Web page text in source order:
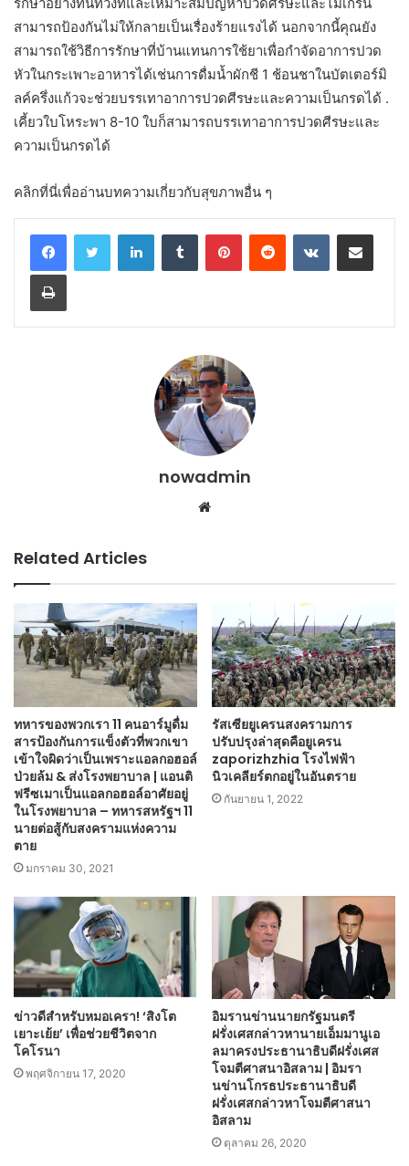
รักษาอย่างทันท่วงทีและเหมาะสมปัญหาปวดศีรษะและไมเกรน
สามารถป้องกันไม่ให้กลายเป็นเรื่องร้ายแรงได้ นอกจากนี้คุณยัง
สามารถใช้วิธีการรักษาที่บ้านแทนการใช้ยาเพื่อกำจัดอาการปวด
หัวในกระเพาะอาหารได้เช่นการดื่มน้ำผักชี 1 ช้อนชาในบัตเตอร์มิ
ลค์ครึ่งแก้วจะช่วยบรรเทาอาการปวดศีรษะและความเป็นกรดได้ .
เคี้ยวใบโหระพา 8-10 ใบก็สามารถบรรเทาอาการปวดศีรษะและ
ความเป็นกรดได้
คลิกที่นี่เพื่ออ่านบทความเกี่ยวกับสุขภาพอื่น ๆ
LinkedInTumblr PinterestReddit VKontakteShare via Email
Print
nowadmin
Website
Related Articles
ทหารของพวกเรา 11 คนอาร์มูดื่ม
สารป้องกันการแข็งตัวที่พวกเขา
เข้าใจผิดว่าเป็นเพราะแอลกอฮอล์
ป่วยล้ม & ส่งโรงพยาบาล | แอนติ
ฟรีซเมาเป็นแอลกอฮอล์อาศัยอยู่
ในโรงพยาบาล – ทหารสหรัฐฯ 11
นายต่อสู้กับสงครามแห่งความ
ตาย
มกราคม 30, 2021
รัสเซียยูเครนสงครามการ
ปรับปรุงล่าสุดคือยูเครน
zaporizhzhia โรงไฟฟ้า
นิวเคลียร์ตกอยู่ในอันตราย
กันยายน 1, 2022
ข่าวดีสำหรับหมอเครา! ‘สิงโต
เยาะเย้ย’ เพื่อช่วยชีวิตจาก
โคโรนา
พฤศจิกายน 17, 2020
อิมรานข่านนายกรัฐมนตรี
ฝรั่งเศสกล่าวหานายเอ็มมานูเอ
ลมาครงประธานาธิบดีฝรั่งเศส
โจมตีศาสนาอิสลาม | อิมรา
นข่านโกรธประธานาธิบดี
ฝรั่งเศสกล่าวหาโจมตีศาสนา
อิสลาม
ตุลาคม 26, 2020